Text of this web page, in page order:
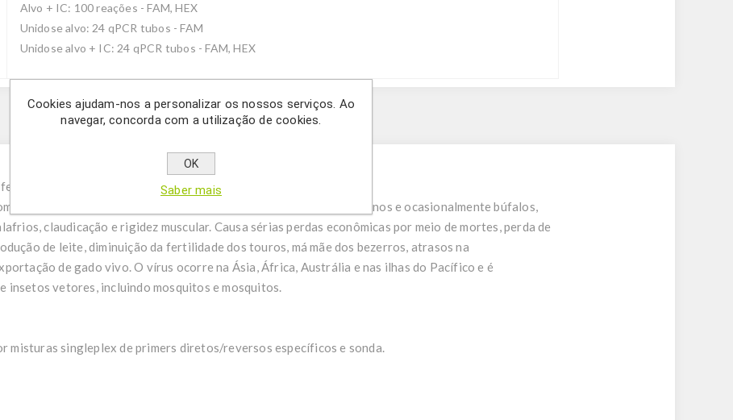
Alvo + IC: 100 reações - FAM, HEX
Unidose alvo: 24 qPCR tubos - FAM
Unidose alvo + IC: 24 qPCR tubos - FAM, HEX
Description
efêmera bovina usando qPCR.
conhecida como doença de três dias, é uma doença de bovinos e ocasionalmente búfalos,
claudicação e rigidez muscular. Causa sérias perdas econômicas por meio de mortes, perda de
de leite, diminuição da fertilidade dos touros, má mãe dos bezerros, atrasos na
de gado vivo. O vírus ocorre na Ásia, África, Austrália e nas ilhas do Pacífico e é
insetos vetores, incluindo mosquitos e mosquitos.
misturas singleplex de primers diretos/reversos específicos e sonda.
Cookies ajudam-nos a personalizar os nossos serviços. Ao
navegar, concorda com a utilização de cookies.
OK
Saber mais